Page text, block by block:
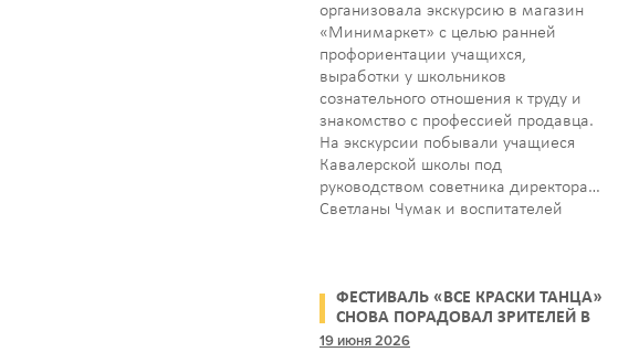
организовала экскурсию в магазин
«Минимаркет» с целью ранней
профориентации учащихся,
выработки у школьников
сознательного отношения к труду и
знакомство с профессией продавца.
На экскурсии побывали учащиеся
Кавалерской школы под
руководством советника директора
Светланы Чумак и воспитателей
«Минимаркет», задали
интересующие вопросы и
закрепили…
ФЕСТИВАЛЬ «ВСЕ КРАСКИ ТАНЦА»
СНОВА ПОРАДОВАЛ ЗРИТЕЛЕЙ В
ЕГОРЛЫКСКОЙ
19 июня 2026